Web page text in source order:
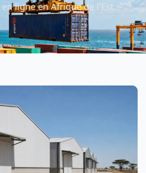
ligne en Afrique de l'Est.